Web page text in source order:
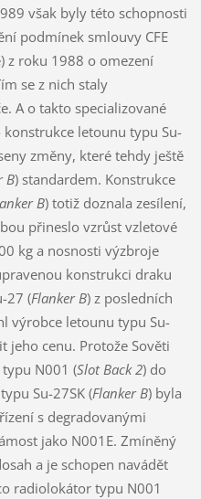
však byly této schopnosti
podmínek smlouvy CFE
z roku 1988 o omezení
se z nich staly
A o takto specializované
letounu typu Su-
změny, které tehdy ještě
B) standardem. Konstrukce
B) totiž doznala zesílení,
přineslo vzrůst vzletové
kg a nosnosti výzbroje
konstrukci draku
27 (Flanker B) z posledních
výrobce letounu typu Su-
jeho cenu. Protože Sověti
N001 (Slot Back 2) do
Su-27SK (Flanker B) byla
s degradovanými
jako N001E. Zmíněný
a je schopen navádět
radiolokátor typu N001